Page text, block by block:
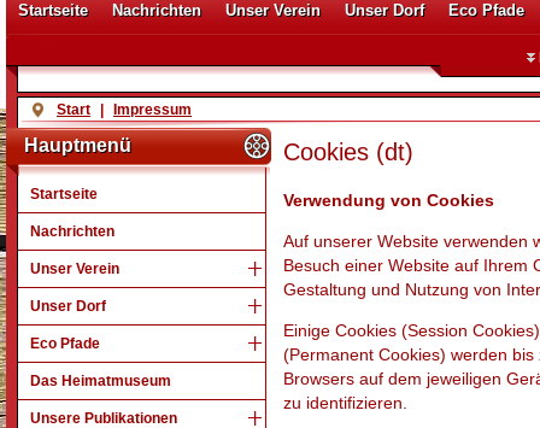
Startseite Nachrichten Unser Verein Unser Dorf Eco Pfade
Start Impressum
Hauptmenü
Startseite
Nachrichten
Unser Verein
Unser Dorf
Eco Pfade
Das Heimatmuseum
Unsere Publikationen
Cookies (dt)
Verwendung von Cookies
Auf unserer Website verwenden
Besuch einer Website auf Ihrem
Gestaltung und Nutzung von
Einige Cookies (Session
(Permanent Cookies) werden
Browsers auf dem jeweiligen
zu identifizieren.